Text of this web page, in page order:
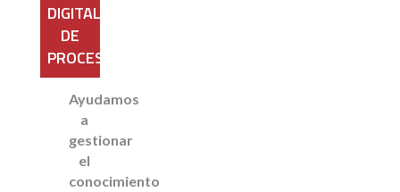
DIGITALIZACIÓN
DE
PROCESOS
Ayudamos
a
gestionar
el
conocimiento